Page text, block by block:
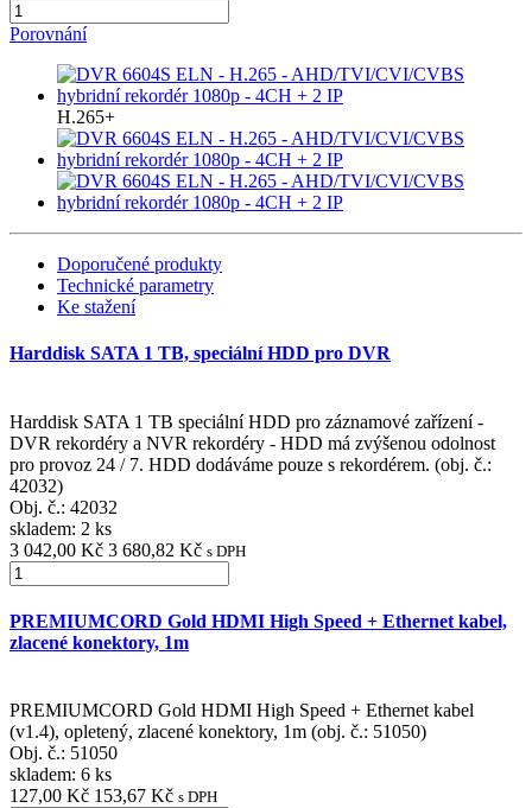
Porovnání
H.265+
Doporučené produkty
Technické parametry
Ke stažení
Harddisk SATA 1 TB, speciální HDD pro DVR
Harddisk SATA 1 TB speciální HDD pro záznamové zařízení -
DVR rekordéry a NVR rekordéry - HDD má zvýšenou odolnost
pro provoz 24 / 7. HDD dodáváme pouze s rekordérem. (obj. č.:
42032)
Obj. č.: 42032
skladem: 2 ks
3 042,00 Kč 3 680,82 Kč s DPH
PREMIUMCORD Gold HDMI High Speed + Ethernet kabel,
zlacené konektory, 1m
PREMIUMCORD Gold HDMI High Speed + Ethernet kabel
(v1.4), opletený, zlacené konektory, 1m (obj. č.: 51050)
Obj. č.: 51050
skladem: 6 ks
127,00 Kč 153,67 Kč s DPH